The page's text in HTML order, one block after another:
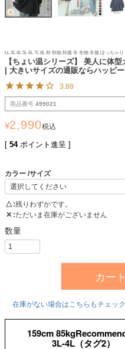
LL 3L 4L 5L 6L 7L 8L 秋 秋物 秋服 冬 冬物 冬服 ぽっちゃ
【ちょい温シリーズ】 美人に体
| 大きいサイズの通販ならハッピ
3.88
商品番号 499021
¥2,990税込
[ 54 ポイント進呈 ]
カラー サイズ
△ 残りわずかです。
✕ ただいま在庫がございません
カー
在庫がない場合はこちらもチェック
159cm
3L-4L（タグ2）